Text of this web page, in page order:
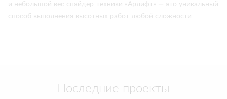
и небольшой вес спайдер-техники «Арлифт» — это уникальный
способ выполнения высотных работ любой сложности.
Последние проекты